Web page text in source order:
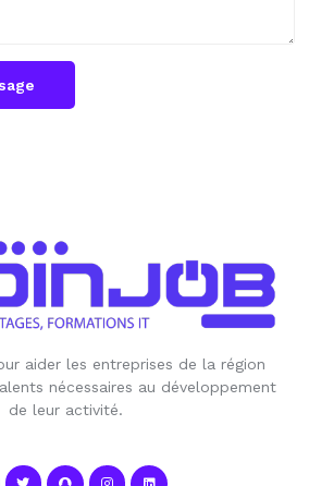
aider les entreprises de la région
nécessaires au développement
de leur activité.